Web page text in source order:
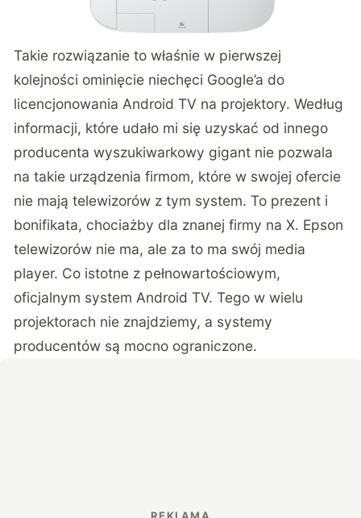
Takie rozwiązanie to właśnie w pierwszej
kolejności ominięcie niechęci Google’a do
licencjonowania Android TV na projektory. Według
informacji, które udało mi się uzyskać od innego
producenta wyszukiwarkowy gigant nie pozwala
na takie urządzenia firmom, które w swojej ofercie
nie mają telewizorów z tym system. To prezent i
bonifikata, chociażby dla znanej firmy na X. Epson
telewizorów nie ma, ale za to ma swój media
player. Co istotne z pełnowartościowym,
oficjalnym system Android TV. Tego w wielu
projektorach nie znajdziemy, a systemy
producentów są mocno ograniczone.